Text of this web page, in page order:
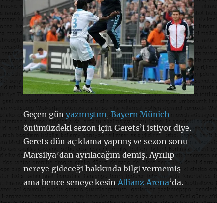
Geçen gün yazmıştım, Bayern Münich
önümüzdeki sezon için Gerets’i istiyor diye.
Gerets dün açıklama yapmış ve sezon sonu
Marsilya’dan ayrılacağım demiş. Ayrılıp
nereye gideceği hakkında bilgi vermemiş
ama bence seneye kesin Allianz Arena‘da.